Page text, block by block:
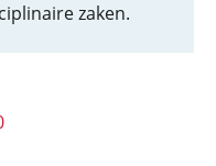
zaken.